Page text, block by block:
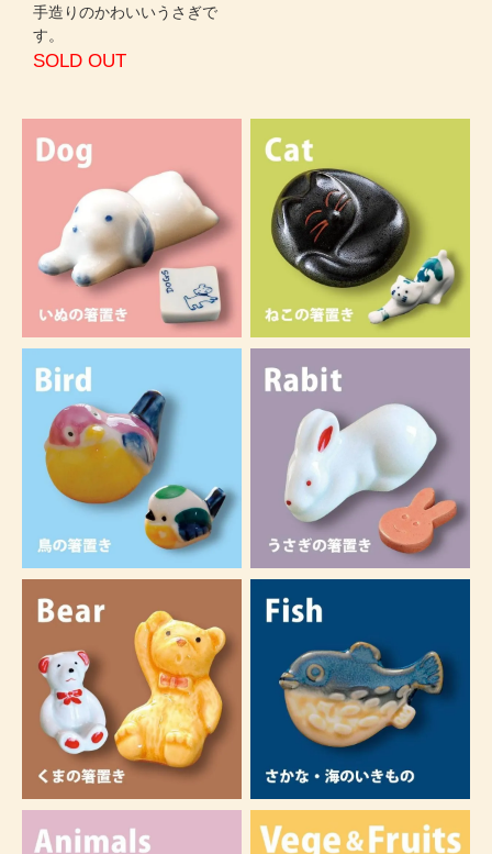
手造りのかわいいうさぎで
す。
SOLD OUT